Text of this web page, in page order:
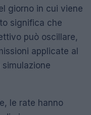
giorno in cui viene
significa che
può oscillare,
applicate al
le rate hanno